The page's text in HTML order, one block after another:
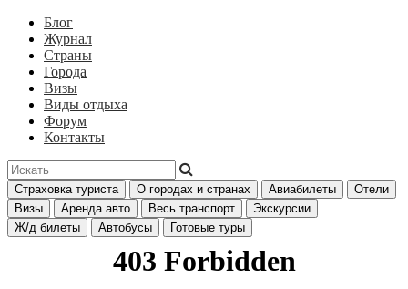
Блог
Журнал
Страны
Города
Визы
Виды отдыха
Форум
Контакты
Страховка туриста О городах и странах Авиабилеты
Отели
Визы
Аренда авто Весь транспорт
Экскурсии
Ж/д билеты
Автобусы Готовые туры